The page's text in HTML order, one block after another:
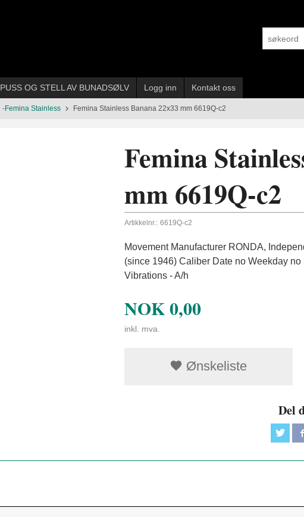
PUSS OG STELL AV BUNADSØLV Logg inn Kontakt oss
-Femina Stainless Femina Stainless Banana 22x33 mm 6619Q-c2
Femina
mm 6619Q-c2
Artikkelnr.: 6619Q-c2
Movement Manufacturer RONDA,
(since 1946) Caliber Date no Weekday
Vibrations - A/h
NOK0,00
inkl. mva.
Ønskeliste
Del